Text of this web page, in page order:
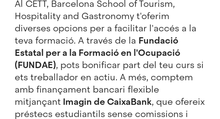
Al CETT, Barcelona School of Tourism,
Hospitality and Gastronomy t'oferim
diverses opcions per a facilitar l'accés a la
teva formació. A través de la Fundació
Estatal per a la Formació en l'Ocupació
(FUNDAE), pots bonificar part del teu curs si
ets treballador en actiu. A més, comptem
amb finançament bancari flexible
mitjançant Imagin de CaixaBank, que ofereix
préstecs estudiantils sense comissions i